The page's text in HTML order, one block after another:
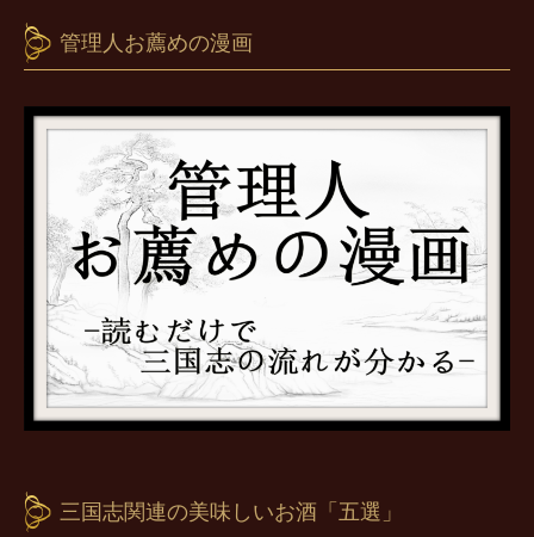
管理人お薦めの漫画
三国志関連の美味しいお酒「五選」